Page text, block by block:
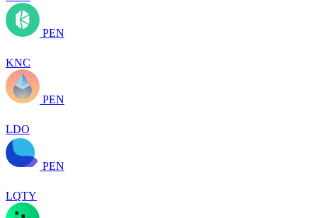
PEN
KNC
PEN
LDO
PEN
LQTY